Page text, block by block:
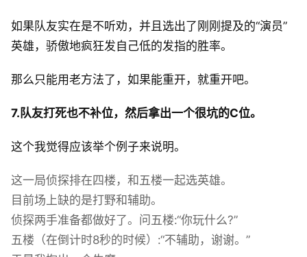
如果队友实在是不听劝，并且选出了刚刚提及的“演员”
英雄，骄傲地疯狂发自己低的发指的胜率。
那么只能用老方法了，如果能重开，就重开吧。
7.队友打死也不补位，然后拿出一个很坑的C位。
这个我觉得应该举个例子来说明。
这一局侦探排在四楼，和五楼一起选英雄。
目前场上缺的是打野和辅助。
侦探两手准备都做好了。问五楼:“你玩什么?”
五楼（在倒计时8秒的时候）:“不辅助，谢谢。”